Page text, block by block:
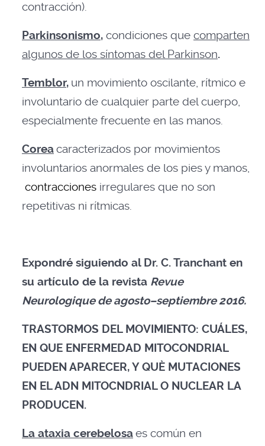
contracción).
Parkinsonismo, condiciones que comparten
algunos de los síntomas del Parkinson.
Temblor, un movimiento oscilante, rítmico e
involuntario de cualquier parte del cuerpo,
especialmente frecuente en las manos.
Coreacaracterizados por movimientos
involuntarios anormales de los pies y manos,
contracciones irregulares que no son
repetitivas ni rítmicas.
Expondré siguiendo al Dr. C. Tranchant en
su artículo de la revista Revue
Neurologique de agosto–septiembre 2016.
TRASTORMOS DEL MOVIMIENTO: CUÁLES,
EN QUE ENFERMEDAD MITOCONDRIAL
PUEDEN APARECER, Y QUÈ MUTACIONES
EN EL ADN MITOCNDRIAL O NUCLEAR LA
PRODUCEN.
La ataxia cerebelosaes común en